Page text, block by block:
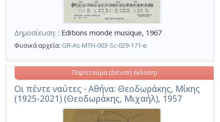
Δημοσίευση: : Editions monde musique, 1967
Φυσικά αρχεία: GR-As-MTH-003-Sc-029-171-e
Οι πέντε ναύτες - Αθήνα: Θεοδωράκης, Μίκης
(1925-2021) (Θεοδωράκης, Μιχαήλ), 1957
Παρτιτούρα (έντυπη έκδοση)